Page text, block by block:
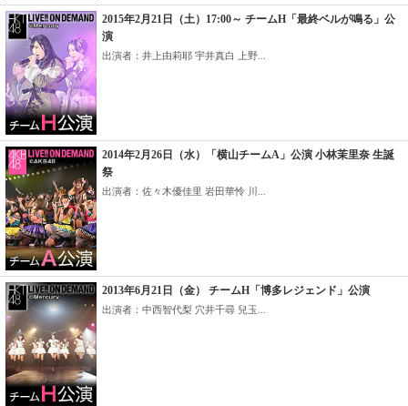
2015年2月21日（土）17:00～ チームH「最終ベルが鳴る」公
演
出演者：井上由莉耶 宇井真白 上野...
2014年2月26日（水）「横山チームA」公演 小林茉里奈 生誕
祭
出演者：佐々木優佳里 岩田華怜 川...
2013年6月21日（金） チームH「博多レジェンド」公演
出演者：中西智代梨 穴井千尋 兒玉...